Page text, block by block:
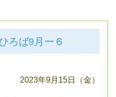
ろば9月ー６
2023年9月15日（金）